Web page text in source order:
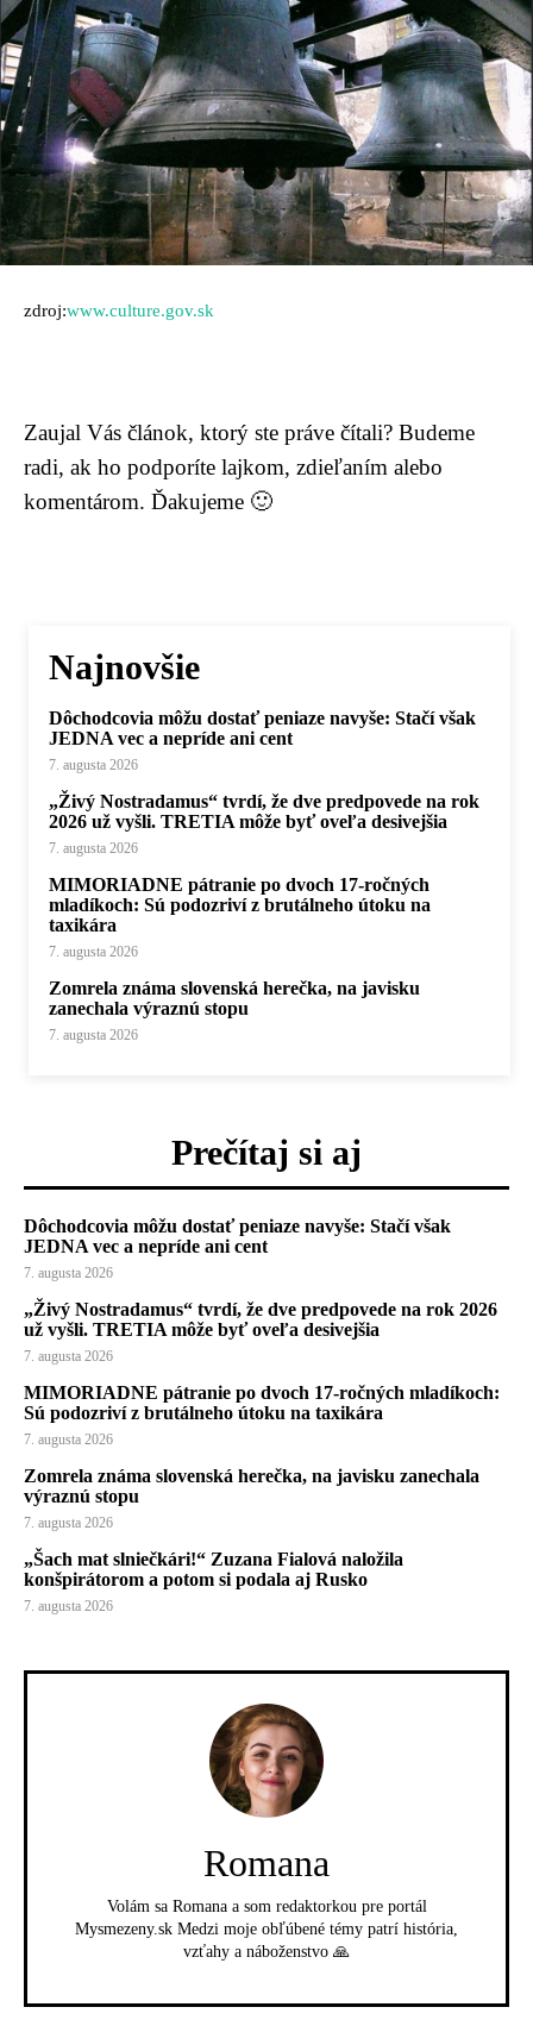
zdroj:www.culture.gov.sk
Zaujal Vás článok, ktorý ste práve čítali? Budeme
radi, ak ho podporíte lajkom, zdieľaním alebo
komentárom. Ďakujeme 🙂
Najnovšie
Dôchodcovia môžu dostať peniaze navyše: Stačí však
JEDNA vec a nepríde ani cent
7. augusta 2026
„Živý Nostradamus“ tvrdí, že dve predpovede na rok
2026 už vyšli. TRETIA môže byť oveľa desivejšia
7. augusta 2026
MIMORIADNE pátranie po dvoch 17-ročných
mladíkoch: Sú podozriví z brutálneho útoku na
taxikára
7. augusta 2026
Zomrela známa slovenská herečka, na javisku
zanechala výraznú stopu
7. augusta 2026
Prečítaj si aj
Dôchodcovia môžu dostať peniaze navyše: Stačí však
JEDNA vec a nepríde ani cent
7. augusta 2026
„Živý Nostradamus“ tvrdí, že dve predpovede na rok 2026
už vyšli. TRETIA môže byť oveľa desivejšia
7. augusta 2026
MIMORIADNE pátranie po dvoch 17-ročných mladíkoch:
Sú podozriví z brutálneho útoku na taxikára
7. augusta 2026
Zomrela známa slovenská herečka, na javisku zanechala
výraznú stopu
7. augusta 2026
„Šach mat slniečkári!“ Zuzana Fialová naložila
konšpirátorom a potom si podala aj Rusko
7. augusta 2026
Romana
Volám sa Romana a som redaktorkou pre portál
Mysmezeny.sk Medzi moje obľúbené témy patrí história,
vzťahy a náboženstvo 🙏